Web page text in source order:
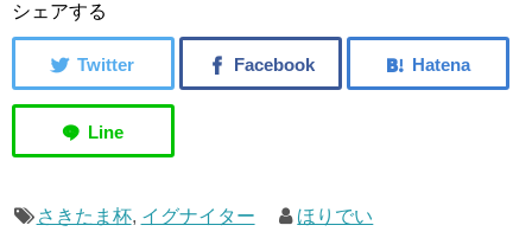
シェアする
さきたま杯, イグナイター ほりでい